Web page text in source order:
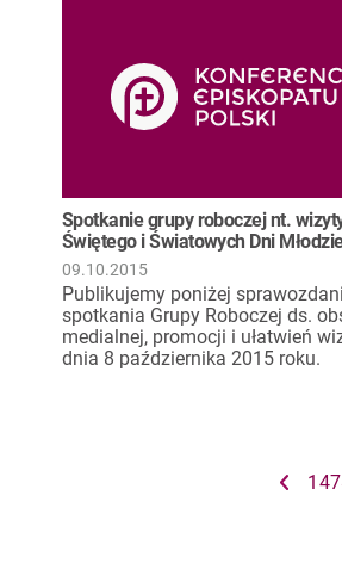
09.10.2015
Spotkanie grupy roboczej nt.
Świętego i Światowych Dni
Publikujemy poniżej
spotkania Grupy Roboczej ds.
medialnej, promocji i ułatwień
dnia 8 października 2015 roku.